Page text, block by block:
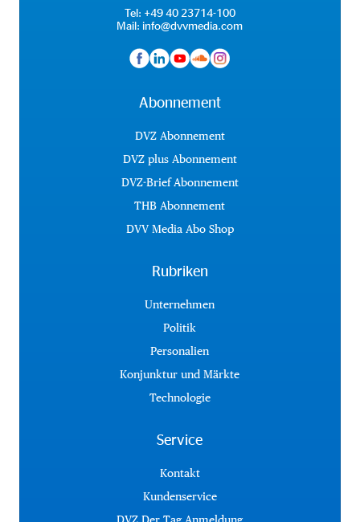
Tel: +49 40 23714-100
Mail: info@dvvmedia.com
Abonnement
DVZ Abonnement
DVZ plus Abonnement
DVZ-Brief Abonnement
THB Abonnement
DVV Media Abo Shop
Rubriken
Unternehmen
Politik
Personalien
Konjunktur und Märkte
Technologie
Service
Kontakt
Kundenservice